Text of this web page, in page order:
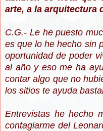
arte, a la arquitectura
C.G.- Le he puesto
es que lo he hecho sin
oportunidad de poder
al año y eso me ha
contar algo que no
los sitios te ayuda
Entrevistas he hecho
contagiarme del